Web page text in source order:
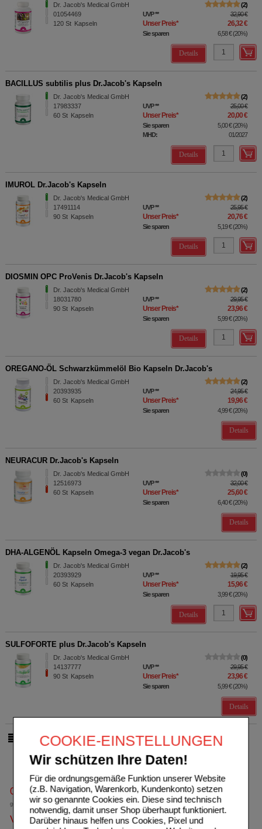
COOKIE-EINSTELLUNGEN
Wir schützen Ihre Daten!
Für die ordnungsgemäße Funktion unserer Website
(z.B. Navigation, Warenkorb, Kundenkonto) setzen
wir so genannte Cookies ein. Diese sind technisch
notwendig, damit unser Shop überhaupt funktioniert.
Darüber hinaus helfen uns Cookies, Pixel und
Dr. Jacob's Medical GmbH
01054469
120 St Kapseln
2
UVP** 32,90 €
Unser Preis* 26,32 €
Sie sparen 6,58 €(20%)
Details
BACILLUS subtilis plus Dr.Jacob's Kapseln
Dr. Jacob's Medical GmbH
17983337
60 St Kapseln
2
UVP** 25,00 €
Unser Preis* 20,00 €
Sie sparen 5,00 €(20%)
MHD:
01/2027
Details
IMUROL Dr.Jacob's Kapseln
Dr. Jacob's Medical GmbH
17491114
90 St Kapseln
2
UVP** 25,95 €
Unser Preis* 20,76 €
Sie sparen 5,19 €(20%)
Details
DIOSMIN OPC ProVenis Dr.Jacob's Kapseln
Dr. Jacob's Medical GmbH
18031780
90 St Kapseln
2
UVP** 29,95 €
Unser Preis* 23,96 €
Sie sparen 5,99 €(20%)
Details
OREGANO-ÖL Schwarzkümmelöl Bio Kapseln Dr.Jacob's
Dr. Jacob's Medical GmbH
20393935
60 St Kapseln
2
UVP** 24,95 €
Unser Preis* 19,96 €
Sie sparen 4,99 €(20%)
Details
NEURACUR Dr.Jacob's Kapseln
Dr. Jacob's Medical GmbH
12516973
60 St Kapseln
0
UVP** 32,00 €
Unser Preis* 25,60 €
Sie sparen 6,40 €(20%)
Details
DHA-ALGENÖL Kapseln Omega-3 vegan Dr.Jacob's
Dr. Jacob's Medical GmbH
20393929
60 St Kapseln
2
UVP** 19,95 €
Unser Preis* 15,96 €
Sie sparen 3,99 €(20%)
Details
SULFOFORTE plus Dr.Jacob's Kapseln
Dr. Jacob's Medical GmbH
14137777
90 St Kapseln
0
UVP** 29,95 €
Unser Preis* 23,96 €
Sie sparen 5,99 €(20%)
Details
pro Seite
0800-10 11 422
gebührenfreie Rufnummer
Versandkostenfrei